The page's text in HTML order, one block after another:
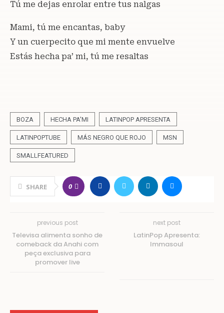
Tú me dejas enrolar entre tus nalgas
Mami, tú me encantas, baby
Y un cuerpecito que mi mente envuelve
Estás hecha pa’ mi, tú me resaltas
BOZA HECHA PA'MI LATINPOP APRESENTA
LATINPOPTUBE MÁS NEGRO QUE ROJO MSN
SMALLFEATURED
SHARE 0
previous post
Televisa alimenta sonho de
comeback da Anahi com
peça exclusiva para
promover live
next post
LatinPop Apresenta:
Immasoul